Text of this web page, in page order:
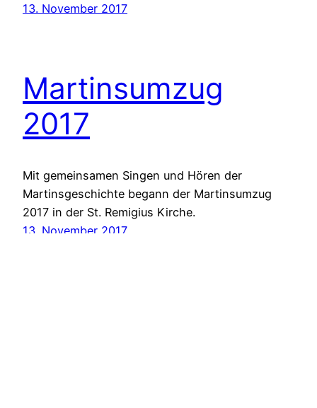
13. November 2017
Martinsumzug
2017
Mit gemeinsamen Singen und Hören der
Martinsgeschichte begann der Martinsumzug
2017 in der St. Remigius Kirche.
13. November 2017